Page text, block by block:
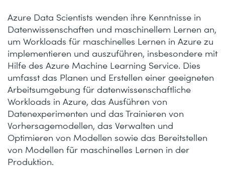
Azure Data Scientists wenden ihre Kenntnisse in
Datenwissenschaften und maschinellem Lernen an,
um Workloads für maschinelles Lernen in Azure zu
implementieren und auszuführen, insbesondere mit
Hilfe des Azure Machine Learning Service. Dies
umfasst das Planen und Erstellen einer geeigneten
Arbeitsumgebung für datenwissenschaftliche
Workloads in Azure, das Ausführen von
Datenexperimenten und das Trainieren von
Vorhersagemodellen, das Verwalten und
Optimieren von Modellen sowie das Bereitstellen
von Modellen für maschinelles Lernen in der
Produktion.